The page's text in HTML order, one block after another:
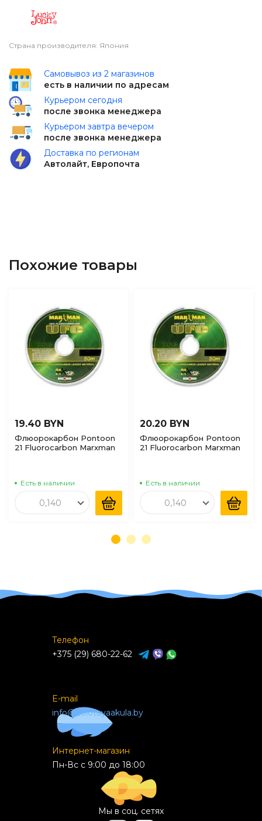
Страна производителя: Япония
Самовывоз из 2 магазинов
есть в наличии по адресам
Курьером сегодня
после звонка менеджера
Курьером завтра вечером
после звонка менеджера
Доставка по регионам
Автолайт, Европочта
Похожие товары
19.40 BYN
Флюорокарбон Pontoon
21 Fluorocarbon Marxman
Есть в наличии
0,140
20.20 BYN
Флюорокарбон Pontoon
21 Fluorocarbon Marxman
Есть в наличии
0,140
Телефон
+375 (29) 680-22-62
E-mail
info@zolotayaakula.by
Интернет-магазин
Пн-Вс с 9:00 до 18:00
Мы в соц. сетях